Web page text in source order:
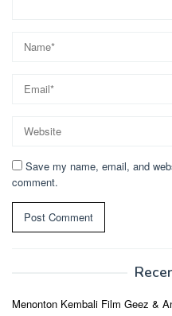
Save my name, email, and
comment.
Menonton Kembali Film Geez &